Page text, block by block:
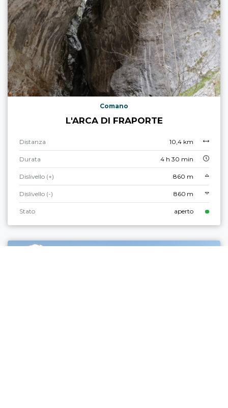
Comano
L'ARCA DI FRAPORTE
Distanza 10,4 km
Durata 4 h 30 min
Dislivello (+) 860 m
Dislivello (-) 860 m
Stato aperto